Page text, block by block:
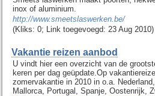
inox of aluminium.
http://www.smeetslaswerken.be/
(Kliks: 0; Link toegevoegd: 23 Aug
Vakantie reizen aanbod
U vindt hier een overzicht van de
keren per dag geüpdate.Op
zomervakantie in 2010 in o.a.
Mallorca, Portugal, Spanje, Oostenrijk,